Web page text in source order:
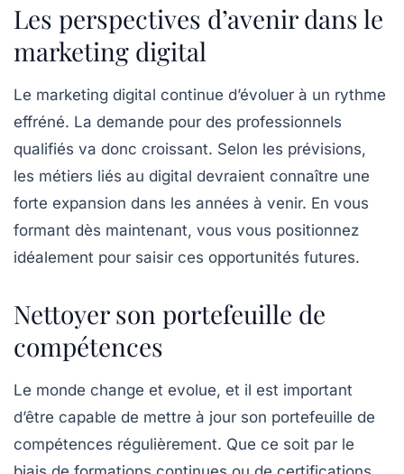
Les perspectives d’avenir dans le
marketing digital
Le marketing digital continue d’évoluer à un rythme
effréné. La demande pour des professionnels
qualifiés va donc croissant. Selon les prévisions,
les métiers liés au digital devraient connaître une
forte expansion dans les années à venir. En vous
formant dès maintenant, vous vous positionnez
idéalement pour saisir ces opportunités futures.
Nettoyer son portefeuille de
compétences
Le monde change et evolue, et il est important
d’être capable de mettre à jour son portefeuille de
compétences régulièrement. Que ce soit par le